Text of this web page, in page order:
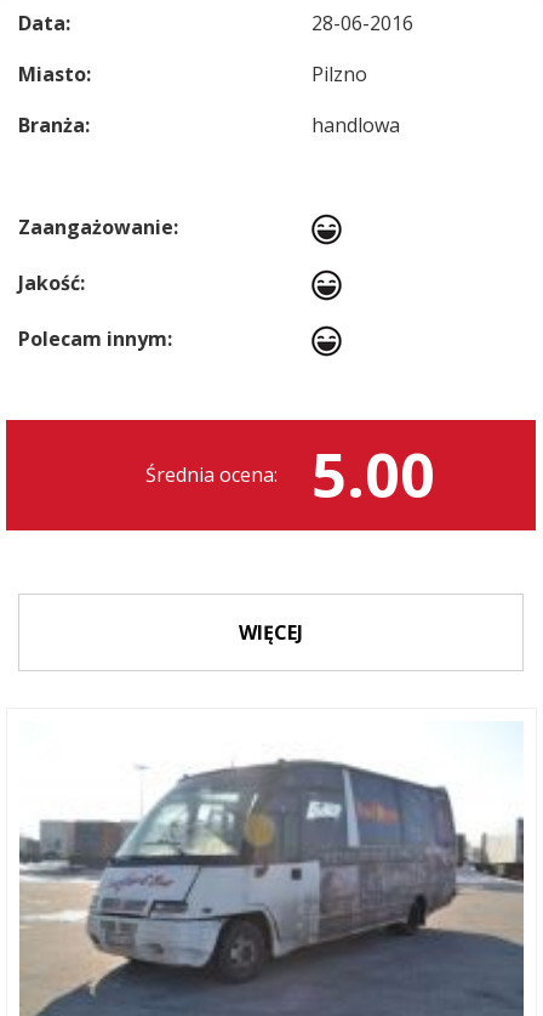
Data:
28-06-2016
Miasto:
Pilzno
Branża:
handlowa
Zaangażowanie:
Jakość:
Polecam innym:
Średnia ocena: 5.00
WIĘCEJ